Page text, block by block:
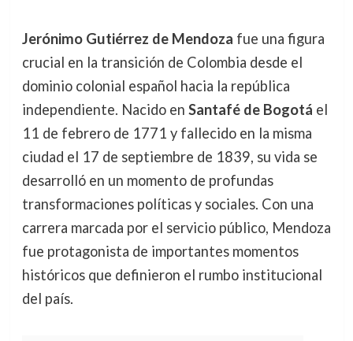
Jerónimo Gutiérrez de Mendoza fue una figura
crucial en la transición de Colombia desde el
dominio colonial español hacia la república
independiente. Nacido en Santafé de Bogotá el
11 de febrero de 1771 y fallecido en la misma
ciudad el 17 de septiembre de 1839, su vida se
desarrolló en un momento de profundas
transformaciones políticas y sociales. Con una
carrera marcada por el servicio público, Mendoza
fue protagonista de importantes momentos
históricos que definieron el rumbo institucional
del país.